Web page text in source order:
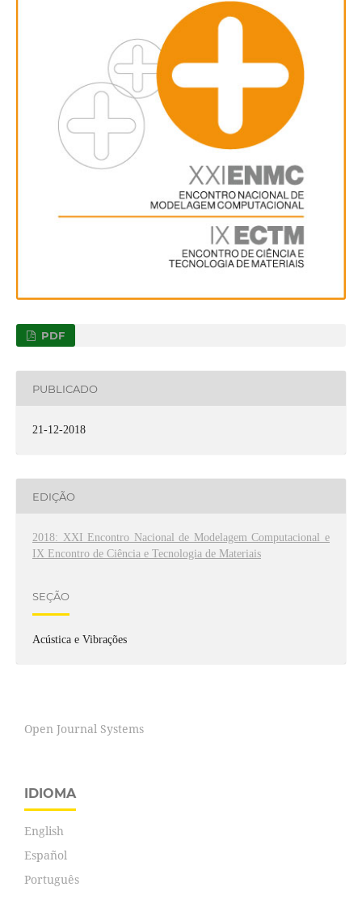
PDF
PUBLICADO
21-12-2018
EDIÇÃO
2018: XXI Encontro Nacional de Modelagem Computacional e
IX Encontro de Ciência e Tecnologia de Materiais
SEÇÃO
Acústica e Vibrações
Open Journal Systems
IDIOMA
English
Español
Português